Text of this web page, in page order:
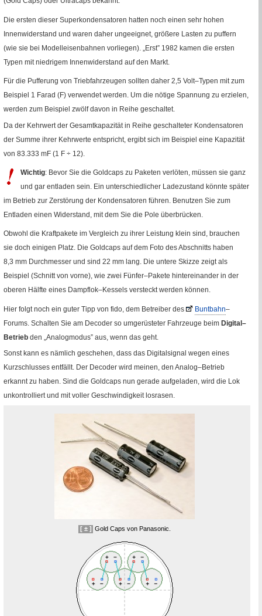
Die ersten dieser Superkondensatoren hatten noch einen sehr hohen
Innenwiderstand und waren daher ungeeignet, größere Lasten zu puffern
(wie sie bei Modelleisenbahnen vorliegen). „Erst” 1982 kamen die ersten
Typen mit niedrigem Innenwiderstand auf den Markt.
Für die Pufferung von Triebfahrzeugen sollten daher 2,5 Volt–Typen mit zum
Beispiel 1 Farad (F) verwendet werden. Um die nötige Spannung zu erzielen,
werden zum Beispiel zwölf davon in Reihe geschaltet.
Da der Kehrwert der Gesamtkapazität in Reihe geschalteter Kondensatoren
der Summe ihrer Kehrwerte entspricht, ergibt sich im Beispiel eine Kapazität
von 83.333 mF (1 F ÷ 12).
Wichtig: Bevor Sie die Goldcaps zu Paketen verlöten, müssen sie ganz
und gar entladen sein. Ein unterschiedlicher Ladezustand könnte später
im Betrieb zur Zerstörung der Kondensatoren führen. Benutzen Sie zum
Entladen einen Widerstand, mit dem Sie die Pole überbrücken.
Obwohl die Kraftpakete im Vergleich zu ihrer Leistung klein sind, brauchen
sie doch einigen Platz. Die Goldcaps auf dem Foto des Abschnitts haben
8,3 mm Durchmesser und sind 22 mm lang. Die untere Skizze zeigt als
Beispiel (Schnitt von vorne), wie zwei Fünfer–Pakete hintereinander in der
oberen Hälfte eines Dampflok–Kessels versteckt werden können.
Hier folgt noch ein guter Tipp von fido, dem Betreiber des Fremde Seite
Buntbahn–
Forums. Schalten Sie am Decoder so umgerüsteter Fahrzeuge beim Digital–
Betrieb den „Analogmodus” aus, wenn das geht.
Sonst kann es nämlich geschehen, dass das Digitalsignal wegen eines
Kurzschlusses entfällt. Der Decoder wird meinen, den Analog–Betrieb
erkannt zu haben. Sind die Goldcaps nun gerade aufgeladen, wird die Lok
unkontrolliert und mit voller Geschwindigkeit losrasen.
[ ± ] Gold Caps von Panasonic